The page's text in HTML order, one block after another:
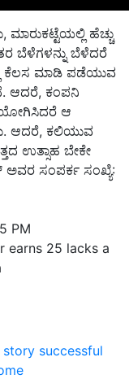
ಹೆಚ್ಚು
ಬೆಳೆಗಳನ್ನು ಬೆಳೆದರೆ
ಕೆಲಸ ಮಾಡಿ ಪಡೆಯುವ
ಆದರೆ, ಕಂಪನಿ
ಆ
ಆದರೆ, ಕಲಿಯುವ
ಉತ್ಸಾಹ ಬೇಕೇ
ಅವರ ಸಂಪರ್ಕ ಸಂಖ್ಯೆ:
PM
earns 25 lacks a
story successful